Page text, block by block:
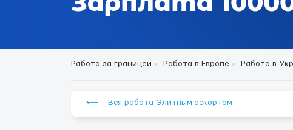
Работа за границей Работа в Европе Работа в
⟵ Вся работа Элитным эскортом